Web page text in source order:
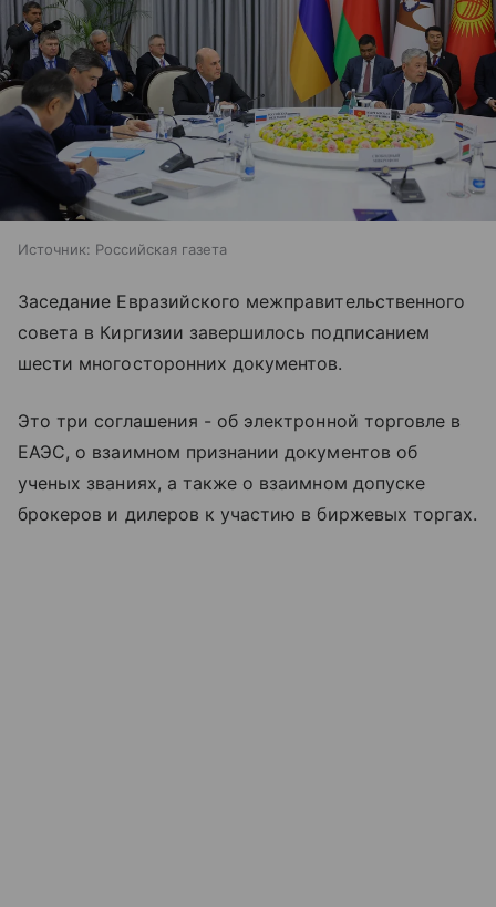
Источник: Российская газета
Заседание Евразийского межправительственного
совета в Киргизии завершилось подписанием
шести многосторонних документов.
Это три соглашения - об электронной торговле в
ЕАЭС, о взаимном признании документов об
ученых званиях, а также о взаимном допуске
брокеров и дилеров к участию в биржевых торгах.